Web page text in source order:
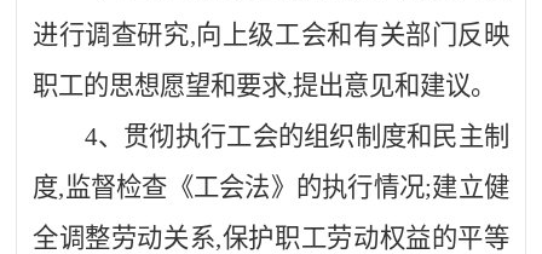
进行调查研究,向上级工会和有关部门反映
职工的思想愿望和要求,提出意见和建议。
4、贯彻执行工会的组织制度和民主制
度,监督检查《工会法》的执行情况;建立健
全调整劳动关系,保护职工劳动权益的平等